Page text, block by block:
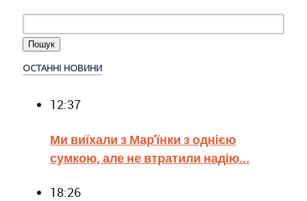
ОСТАННІ НОВИНИ
12:37
Ми виїхали з Мар'їнки з однією
сумкою, але не втратили надію...
18:26